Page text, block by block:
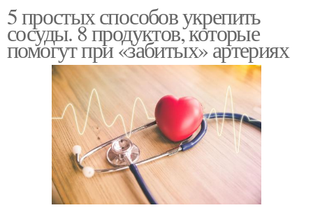
5 простых способов укрепить
сосуды. 8 продуктов, которые
помогут при «забитых» артериях